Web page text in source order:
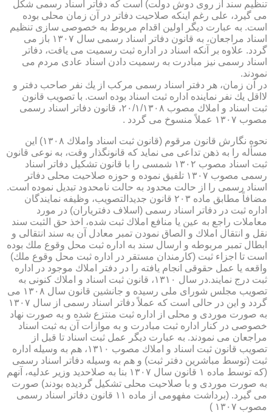
تنظیم سند از روی دوش دولت) است كه دفاتر اسناد رسمی شكل
می گیرد، علی رغم اینكه صلاحیت دفاتر در آن زمان محلی بوده
است. به عبارت دیگر اولین اقدام مربوط به خصوصی سازی تنظیم
اسناد مراجعان، به قانون دفاتر اسناد رسمی سال ۱۳۰۷ باز می
گردد. علاوه بر آنكه اسناد در اداره ثبت رسمیت می یافت، دفاتر
اسناد رسمی نیز مبادرت به رسمیت دادن اسناد عادی مردم می
نمودند.
در آن زمان، هر دفتر اسناد رسمی مركب از یك نفر صاحب دفتر و
لااقل یك نفر نماینده اداره ثبت اسناد بوده است. با تصویب قانون
ثبت اسناد و املاك مصوب ۲۰/۱/۱۳۰۸، قانون دفاتر اسناد رسمی
مصوب ۱۳۰۷ عملاً منسوخ می گردد .
نحوه نگارش قانون مرقوم (قانون ثبت اسناد واملاك ۱۳۰۸) این
مسأله را به ذهن تداعی می نماید كه قانونگذار وقت، به نوعی قانون
ثبت اسناد مصوب ۱۳۰۲ شمسی را با قانون تشكیل دفاتر اسناد
رسمی مصوب ۱۳۰۷ تلفیق نموده و حوزه صلاحیت محلی دفاتر
اسناد رسمی را از حالت محدود به حالت نامحدود تبدیل نموده است.
مضافاً مطابق ماده ۲۰۳ قانون جدیدالتصویب، وظیفه نمایندگان
اداره ثبت در دفاتر اسناد رسمی (اسلاف دفتریاران) در مورد
معاملات راجع به عین یا منافع املاك ثبت شده، اخذ حق الثبت سند
نقل و انتقال املاك و الصاق نمودن تمبر معادل آن به سند انتقالی و
ابطال تمبر مربوطه و ارسال سند به اداره ثبت محل وقوع ملك بوده
است تا اجزاء ثبت (كارمندان مستقر در اداره ثبت محل وقوع ملك)
واقعه یا عمل حقوقی انجام یافته را در دفتر املاك موجود در اداره
ثبت درج نمایند.در سال ۱۳۱۰، قانون ثبت اسناد و املاك كنونی به
تصویب مجلس شورای ملی رسیده و جانشین قانون سال ۱۳۰۸ می
گردد و این در حالی است كه عملاً دفاتر اسناد رسمی از سال ۱۳۰۷
به صورت موردی و محلی از اداره ثبت منتزع شده و به صورت نهاد
خصوصی در كنار اداره ثبت مبادرت و به موازات آن به ثبت اسناد
مراجعان می نمودند. به عبارت دیگر عمل ثبت اسناد تا قبل از
تصویب قانون ثبت اسناد و املاك مصوب ۱۳۱۰، هم به وسیله اداره
ثبت (توسط مباشرین دفتر ثبت) و هم به وسیله دفاتر اسناد رسمی
(كه توسط ماده ۱ قانون سال ۱۳۰۷ بنا به صلاحدید وزیر عدلیه، آنهم
به صورت موردی و با صلاحیت محلی تشكیل گردیده بودند) صورت
می گیرد. (برداشت مفهومی از ماده ۱۱ قانون دفاتر اسناد رسمی
مصوب ۱۳۰۷ )